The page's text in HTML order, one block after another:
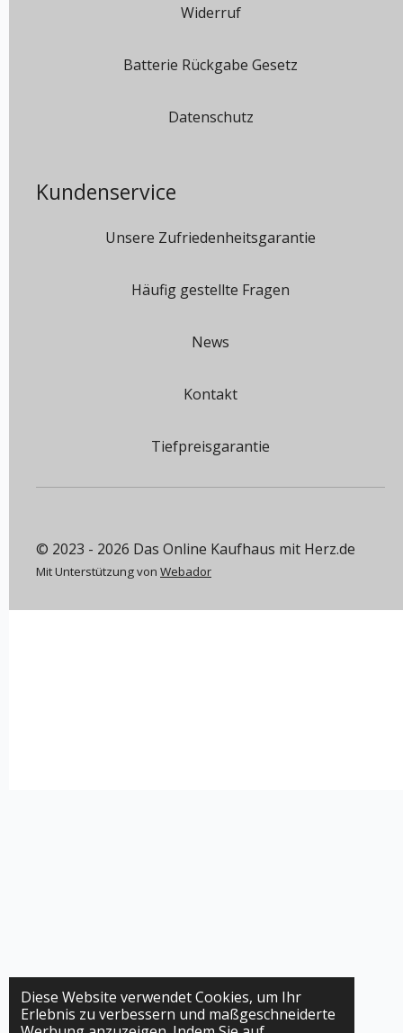
Diese Website verwendet Cookies, um Ihr
Erlebnis zu verbessern und maßgeschneiderte
Widerruf
Batterie Rückgabe Gesetz
Datenschutz
Kundenservice
Unsere Zufriedenheitsgarantie
Häufig gestellte Fragen
News
Kontakt
Tiefpreisgarantie
© 2023 - 2026 Das Online Kaufhaus mit Herz.de
Mit Unterstützung von Webador